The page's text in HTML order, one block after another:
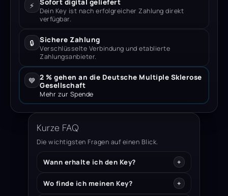
⚡ Sofort digital geliefert
Dein Key ist nach erfolgreicher Zahlung direkt
verfügbar.
🔒 Sichere Zahlung
Verschlüsselte Verbindung und etablierte
Zahlungsanbieter.
💙 2 % gehen an die Deutsche Multiple Sklerose
Gesellschaft
Mehr zur Spende
Kurze FAQ
Die wichtigsten Fragen auf einen Blick.
Wann erhalte ich den Key?
Wo finde ich meinen Key?